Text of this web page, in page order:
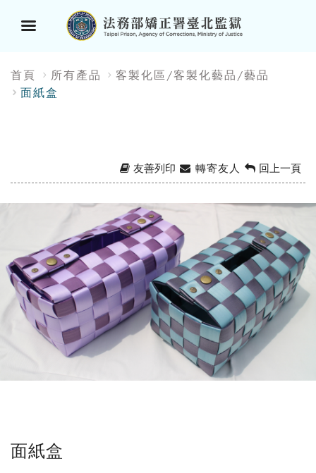
單
首頁 所有產品
客製化區/客製化藝品/藝品
面紙盒
友善列印 轉寄友人 回上一頁
面紙盒